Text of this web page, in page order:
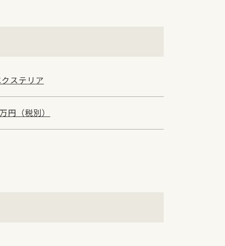
ステリア
円（税別）